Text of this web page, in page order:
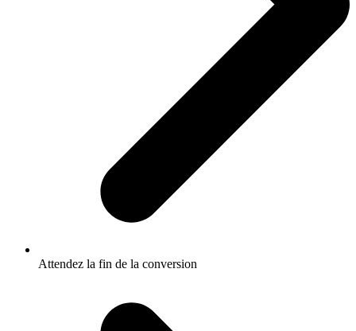
Attendez la fin de la conversion